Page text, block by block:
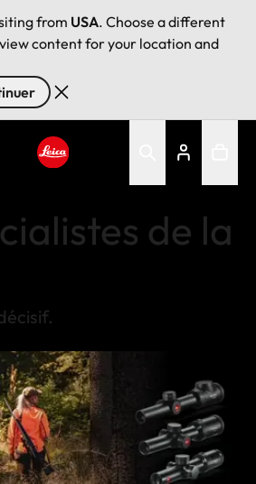
from USA. Choose a different
content for your location and
de la